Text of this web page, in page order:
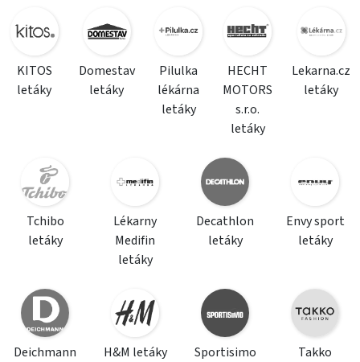
KITOS
letáky
Domestav
letáky
Pilulka
lékárna
letáky
HECHT
MOTORS
s.r.o.
letáky
Lekarna.cz
letáky
Tchibo
letáky
Lékarny
Medifin
letáky
Decathlon
letáky
Envy sport
letáky
Deichmann
H&M letáky
Sportisimo
Takko